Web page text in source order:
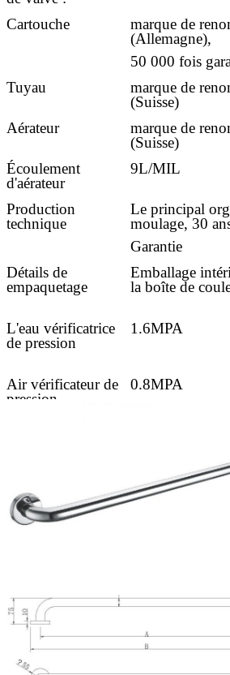
Cartouche
marque de
(Allemagne),
50 000 fois
Tuyau
marque de
(Suisse)
Aérateur
marque de
(Suisse)
Écoulement
d'aérateur
9L/MIL
Production
technique
Le principal
moulage, 30
Garantie
Détails de
empaquetage
Emballage
la boîte de
L'eau vérificatrice
de pression
1.6MPA
Air vérificateur de
pression
0.8MPA